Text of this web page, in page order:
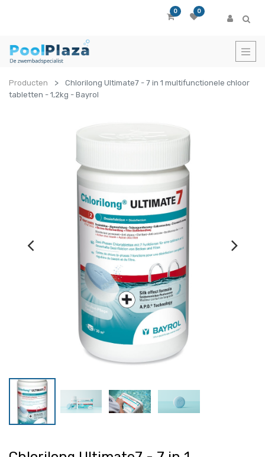
0 0
Producten
Chlorilong Ultimate7 - 7 in 1 multifunctionele chloor
tabletten - 1,2kg - Bayrol